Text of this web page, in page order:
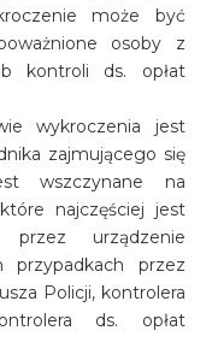
może być
osoby z
kontroli ds. opłat
wykroczenia jest
zajmującego się
wszczynane na
najczęściej jest
przez urządzenie
przypadkach przez
Policji, kontrolera
ds. opłat